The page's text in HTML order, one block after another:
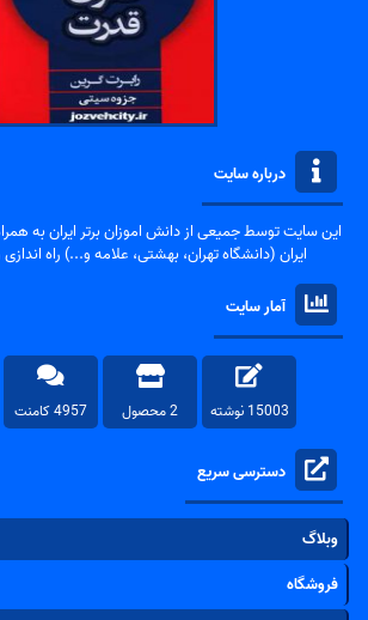
درباره سایت
این سایت توسط جمیعی از دانش اموزان برتر ایران به
ایران (دانشگاه تهران، بهشتی، علامه و...) راه
آمار سایت
15003 نوشته 2 محصول 4957 کامنت
دسترسی سریع
وبلاگ
فروشگاه